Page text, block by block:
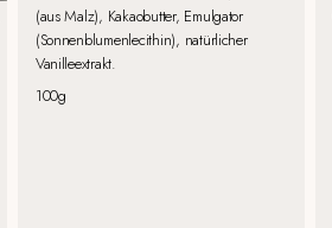
(aus Malz), Kakaobutter, Emulgator
(Sonnenblumenlecithin), natürlicher
Vanilleextrakt.
100g